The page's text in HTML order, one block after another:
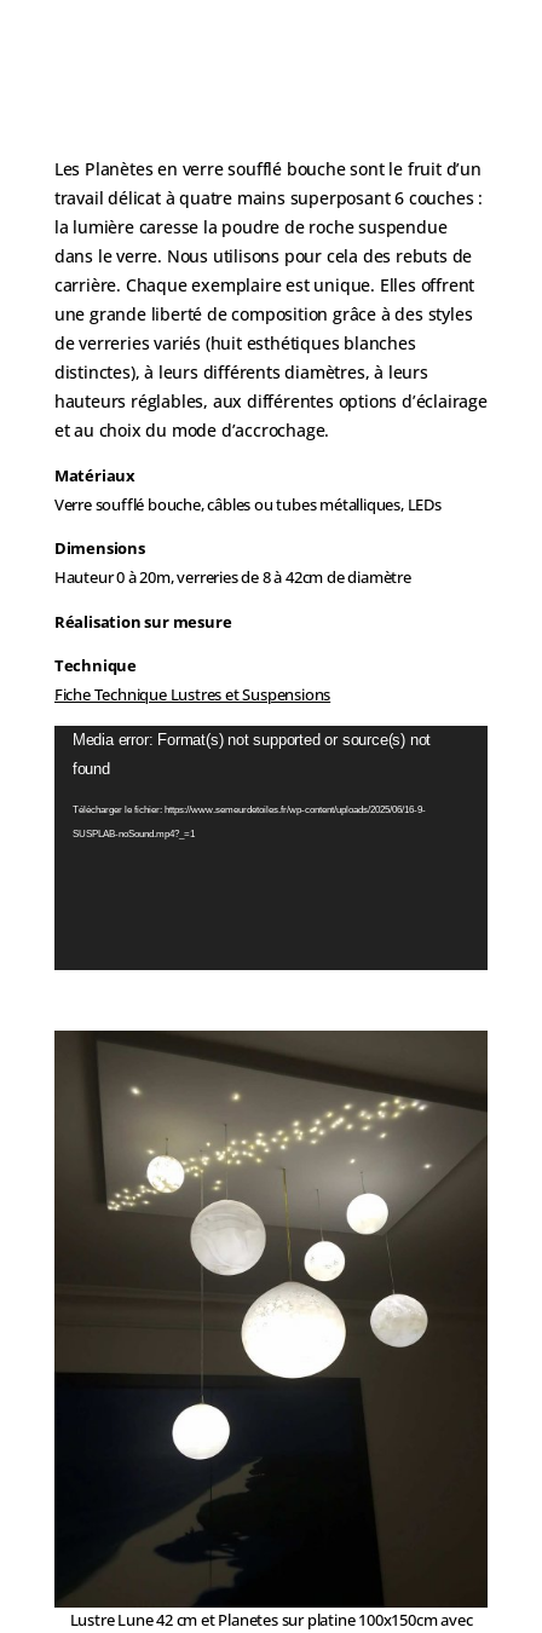
Les Planètes en verre soufflé bouche sont le fruit d’un
travail délicat à quatre mains superposant 6 couches :
la lumière caresse la poudre de roche suspendue
dans le verre. Nous utilisons pour cela des rebuts de
carrière. Chaque exemplaire est unique. Elles offrent
une grande liberté de composition grâce à des styles
de verreries variés (huit esthétiques blanches
distinctes), à leurs différents diamètres, à leurs
hauteurs réglables, aux différentes options d’éclairage
et au choix du mode d’accrochage.
Matériaux
Verre soufflé bouche, câbles ou tubes métalliques, LEDs
Dimensions
Hauteur 0 à 20m, verreries de 8 à 42cm de diamètre
Réalisation sur mesure
Technique
Fiche Technique Lustres et Suspensions
Lecteur
vidéoMedia error: Format(s) not supported or source(s) not
found
Télécharger le fichier: https://www.semeurdetoiles.fr/wp-content/uploads/2025/06/16-9-
SUSPLAB-noSound.mp4?_=1
Lustre Lune 42 cm et Planetes sur platine 100x150cm avec